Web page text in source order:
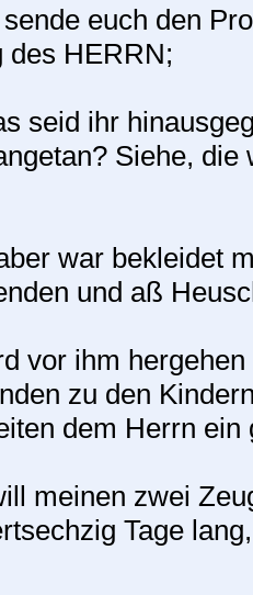
euch den
des HERRN;
seid ihr
Siehe,
war bekleidet
und aß
vor ihm
zu den
dem Herrn ein
meinen zwei
Tage